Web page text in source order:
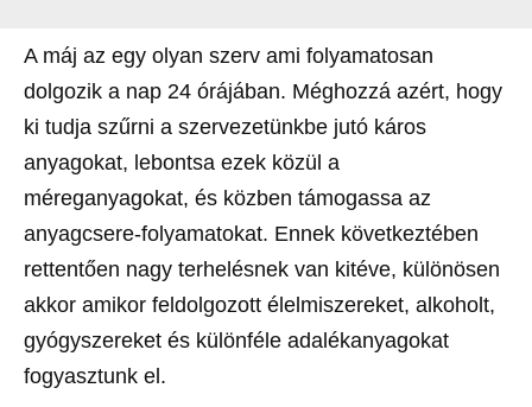
A máj az egy olyan szerv ami folyamatosan
dolgozik a nap 24 órájában. Méghozzá azért, hogy
ki tudja szűrni a szervezetünkbe jutó káros
anyagokat, lebontsa ezek közül a
méreganyagokat, és közben támogassa az
anyagcsere-folyamatokat. Ennek következtében
rettentően nagy terhelésnek van kitéve, különösen
akkor amikor feldolgozott élelmiszereket, alkoholt,
gyógyszereket és különféle adalékanyagokat
fogyasztunk el.